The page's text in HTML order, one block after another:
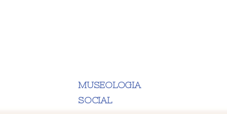
MUSEOLOGIA
SOCIAL